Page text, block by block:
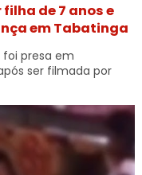
filha de 7 anos e
em Tabatinga
presa em
ser filmada por